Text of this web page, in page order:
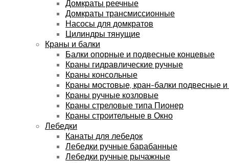
Домкраты реечные
Домкраты трансмиссионные
Насосы для домкратов
Цилиндры тянущие
Краны и балки
Балки опорные и подвесные концевые
Краны гидравлические ручные
Краны консольные
Краны мостовые, кран-балки подвесные
Краны ручные козловые
Краны стреловые типа Пионер
Краны строительные в Окно
Лебедки
Канаты для лебедок
Лебедки ручные барабанные
Лебедки ручные рычажные